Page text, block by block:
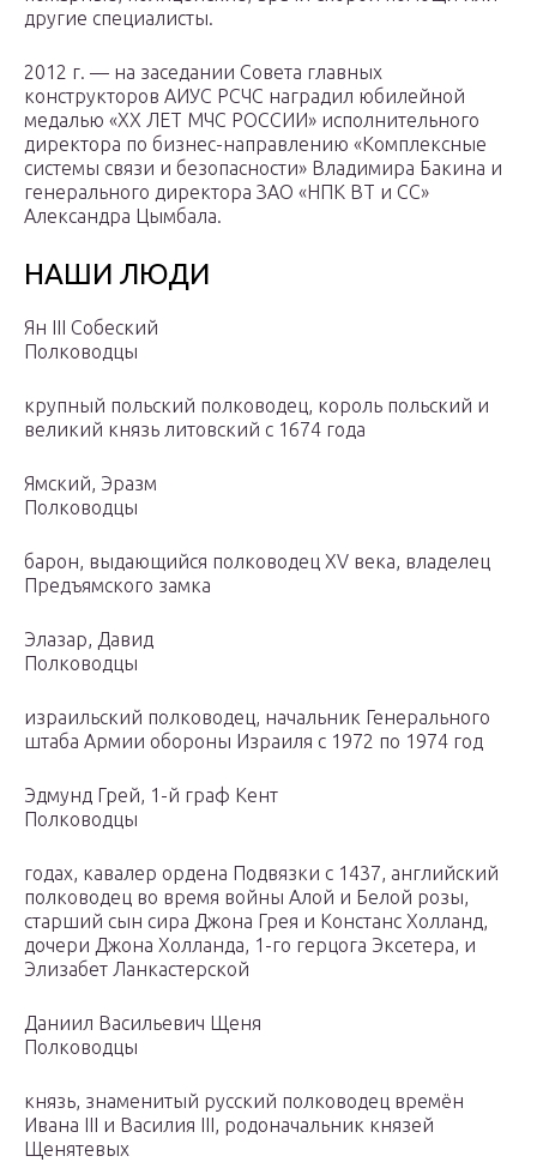
другие специалисты.
2012 г. — на заседании Совета главных
конструкторов АИУС РСЧС наградил юбилейной
медалью «ХХ ЛЕТ МЧС РОССИИ» исполнительного
директора по бизнес-направлению «Комплексные
системы связи и безопасности» Владимира Бакина и
генерального директора ЗАО «НПК ВТ и СС»
Александра Цымбала.
НАШИ ЛЮДИ
Ян III Собеский
Полководцы
крупный польский полководец, король польский и
великий князь литовский с 1674 года
Ямский, Эразм
Полководцы
барон, выдающийся полководец XV века, владелец
Предъямского замка
Элазар, Давид
Полководцы
израильский полководец, начальник Генерального
штаба Армии обороны Израиля с 1972 по 1974 год
Эдмунд Грей, 1-й граф Кент
Полководцы
годах, кавалер ордена Подвязки с 1437, английский
полководец во время войны Алой и Белой розы,
старший сын сира Джона Грея и Констанс Холланд,
дочери Джона Холланда, 1-го герцога Эксетера, и
Элизабет Ланкастерской
Даниил Васильевич Щеня
Полководцы
князь, знаменитый русский полководец времён
Ивана III и Василия III, родоначальник князей
Щенятевых